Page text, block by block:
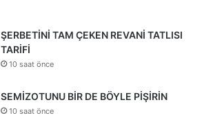
ŞERBETİNİ TAM ÇEKEN REVANİ TATLISI
TARİFİ
10 saat önce
SEMİZOTUNU BİR DE BÖYLE PİŞİRİN
10 saat önce